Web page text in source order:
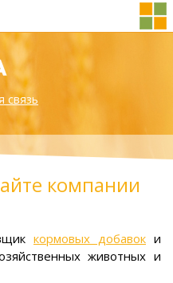
связь
компании
кормовых добавок и
животных и